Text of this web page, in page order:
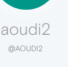
aoudi2
@AOUDI2